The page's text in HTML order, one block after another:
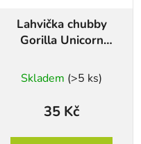
Lahvička chubby
Gorilla Unicorn
Skladem (>5 ks)
35 Kč